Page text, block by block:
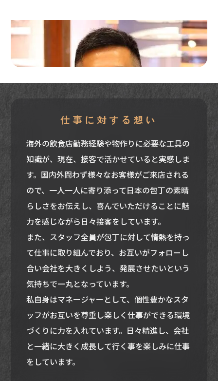
仕事に対する想い
海外の飲食店勤務経験や物作りに必要な工具の
知識が、現在、接客で活かせていると実感しま
す。国内外問わず様々なお客様がご来店される
ので、一人一人に寄り添って日本の包丁の素晴
らしさをお伝えし、喜んでいただけることに魅
力を感じながら日々接客をしています。
また、スタッフ全員が包丁に対して情熱を持っ
て仕事に取り組んでおり、お互いがフォローし
合い会社を大きくしよう、発展させたいという
気持ちで一丸となっています。
私自身はマネージャーとして、個性豊かなスタ
ッフがお互いを尊重し楽しく仕事ができる環境
づくりに力を入れています。日々精進し、会社
と一緒に大きく成長して行く事を楽しみに仕事
をしています。